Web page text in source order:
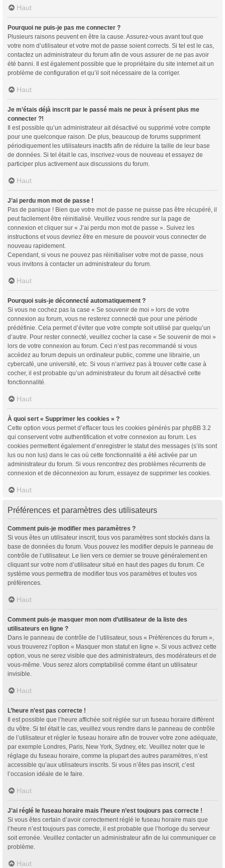
Haut
Pourquoi ne puis-je pas me connecter ?
Plusieurs raisons peuvent en être la cause. Assurez-vous avant tout que
votre nom d’utilisateur et votre mot de passe soient corrects. Si tel est le cas,
contactez un administrateur du forum afin de vous assurer de ne pas avoir
été banni. Il est également possible que le propriétaire du site internet ait un
problème de configuration et qu’il soit nécessaire de la corriger.
Haut
Je m’étais déjà inscrit par le passé mais ne peux à présent plus me
connecter ?!
Il est possible qu’un administrateur ait désactivé ou supprimé votre compte
pour une quelconque raison. De plus, beaucoup de forums suppriment
périodiquement les utilisateurs inactifs afin de réduire la taille de leur base
de données. Si tel était le cas, inscrivez-vous de nouveau et essayez de
participer plus activement aux discussions du forum.
Haut
J’ai perdu mon mot de passe !
Pas de panique ! Bien que votre mot de passe ne puisse pas être récupéré, il
peut facilement être réinitialisé. Veuillez vous rendre sur la page de
connexion et cliquer sur « J’ai perdu mon mot de passe ». Suivez les
instructions et vous devriez être en mesure de pouvoir vous connecter de
nouveau rapidement.
Cependant, si vous ne pouvez pas réinitialiser votre mot de passe, nous
vous invitons à contacter un administrateur du forum.
Haut
Pourquoi suis-je déconnecté automatiquement ?
Si vous ne cochez pas la case « Se souvenir de moi » lors de votre
connexion au forum, vous ne resterez connecté que pour une période
prédéfinie. Cela permet d’éviter que votre compte soit utilisé par quelqu’un
d’autre. Pour rester connecté, veuillez cocher la case « Se souvenir de moi »
lors de votre connexion au forum. Ceci n’est pas recommandé si vous
accédez au forum depuis un ordinateur public, comme une librairie, un
cybercafé, une université, etc. Si vous n’arrivez pas à trouver cette case à
cocher, il est probable qu’un administrateur du forum ait désactivé cette
fonctionnalité.
Haut
À quoi sert « Supprimer les cookies » ?
Cette option vous permet d’effacer tous les cookies générés par phpBB 3.2
qui conservent votre authentification et votre connexion au forum. Les
cookies permettent également d’enregistrer le statut des messages (s’ils sont
lus ou non lus) dans le cas où cette fonctionnalité a été activée par un
administrateur du forum. Si vous rencontrez des problèmes récurrents de
connexion et de déconnexion au forum, essayez de supprimer les cookies.
Haut
Préférences et paramètres des utilisateurs
Comment puis-je modifier mes paramètres ?
Si vous êtes un utilisateur inscrit, tous vos paramètres sont stockés dans la
base de données du forum. Vous pouvez les modifier depuis le panneau de
contrôle de l’utilisateur. Le lien vers ce dernier se trouve généralement en
cliquant sur votre nom d’utilisateur situé en haut des pages du forum. Ce
système vous permettra de modifier tous vos paramètres et toutes vos
préférences.
Haut
Comment puis-je masquer mon nom d’utilisateur de la liste des
utilisateurs en ligne ?
Dans le panneau de contrôle de l’utilisateur, sous « Préférences du forum »,
vous trouverez l’option « Masquer mon statut en ligne ». Si vous activez cette
option, vous ne serez visible que des administrateurs, des modérateurs et de
vous-même. Vous serez alors comptabilisé comme étant un utilisateur
invisible.
Haut
L’heure n’est pas correcte !
Il est possible que l’heure affichée soit réglée sur un fuseau horaire différent
du vôtre. Si tel était le cas, veuillez vous rendre dans le panneau de contrôle
de l’utilisateur et régler le fuseau horaire afin de trouver votre zone adéquate,
par exemple Londres, Paris, New York, Sydney, etc. Veuillez noter que le
réglage du fuseau horaire, comme la plupart des autres paramètres, n’est
accessible qu’aux utilisateurs inscrits. Si vous n’êtes pas inscrit, c’est
l’occasion idéale de le faire.
Haut
J’ai réglé le fuseau horaire mais l’heure n’est toujours pas correcte !
Si vous êtes certain d’avoir correctement réglé le fuseau horaire mais que
l’heure n’est toujours pas correcte, il est probable que l’horloge du serveur
soit erronée. Veuillez contacter un administrateur afin de lui communiquer ce
problème.
Haut